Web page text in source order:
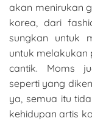
akan menirukan
korea, dari
sungkan untuk
untuk melakukan
cantik. Moms
seperti yang
ya, semua itu
kehidupan artis